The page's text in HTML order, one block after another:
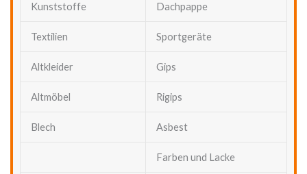
Kunststoffe Dachpappe
Textilien Sportgeräte
Altkleider Gips
Altmöbel Rigips
Blech Asbest
Farben und Lacke